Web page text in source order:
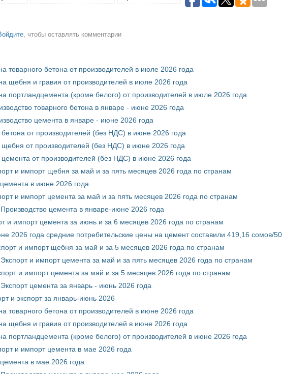
, чтобы оставлять комментарии
товарного бетона от производителей в июле 2026 года
щебня и гравия от производителей в июле 2026 года
портландцемента (кроме белого) от производителей в июле 2026 года
товарного бетона в январе - июне 2026 года
цемента в январе - июне 2026 года
от производителей (без НДС) в июне 2026 года
от производителей (без НДС) в июне 2026 года
от производителей (без НДС) в июне 2026 года
и импорт щебня за май и за пять месяцев 2026 года по странам
в июне 2026 года
и импорт цемента за май и за пять месяцев 2026 года по странам
цемента в январе-июне 2026 года
и импорт цемента за июнь и за 6 месяцев 2026 года по странам
2026 года средние потребительские цены на цемент составили 419,16 сомов/50
и импорт щебня за май и за 5 месяцев 2026 года по странам
и импорт цемента за май и за пять месяцев 2026 года по странам
и импорт цемента за май и за 5 месяцев 2026 года по странам
цемента за январь - июнь 2026 года
и экспорт за январь-июнь 2026
товарного бетона от производителей в июне 2026 года
щебня и гравия от производителей в июне 2026 года
портландцемента (кроме белого) от производителей в июне 2026 года
и импорт цемента в мае 2026 года
в мае 2026 года